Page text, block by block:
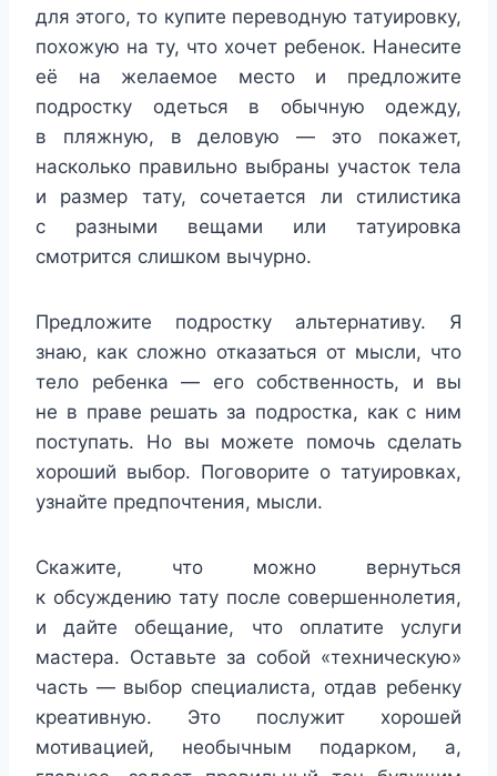
для этого, то купите переводную татуировку,
похожую на ту, что хочет ребенок. Нанесите
её на желаемое место и предложите
подростку одеться в обычную одежду,
в пляжную, в деловую — это покажет,
насколько правильно выбраны участок тела
и размер тату, сочетается ли стилистика
с разными вещами или татуировка
смотрится слишком вычурно.
Предложите подростку альтернативу. Я
знаю, как сложно отказаться от мысли, что
тело ребенка — его собственность, и вы
не в праве решать за подростка, как с ним
поступать. Но вы можете помочь сделать
хороший выбор. Поговорите о татуировках,
узнайте предпочтения, мысли.
Скажите, что можно вернуться
к обсуждению тату после совершеннолетия,
и дайте обещание, что оплатите услуги
мастера. Оставьте за собой «техническую»
часть — выбор специалиста, отдав ребенку
креативную. Это послужит хорошей
мотивацией, необычным подарком, а,